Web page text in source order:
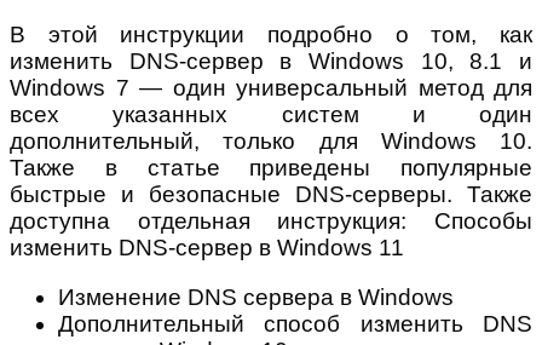
В этой инструкции подробно о том, как
изменить DNS-сервер в Windows 10, 8.1 и
Windows 7 — один универсальный метод для
всех указанных систем и один
дополнительный, только для Windows 10.
Также в статье приведены популярные
быстрые и безопасные DNS-серверы. Также
доступна отдельная инструкция: Способы
изменить DNS-сервер в Windows 11
Изменение DNS сервера в Windows
Дополнительный способ изменить DNS